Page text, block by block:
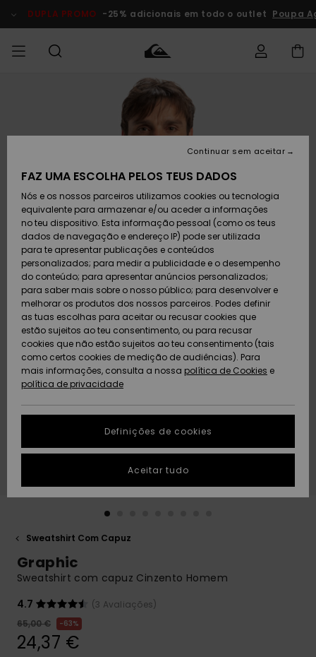
do
DUPLA PROMO -25% adicionais em todo o outlet Poupa
Roupas
Calçado e
chinelos
Surfe/água
Snow
Artigos
recém-
chegados
Coleções
MENINO
Roupas
Calçado e
chinelos
Surfe/água
Neve
Artigos
recém-
chegados
Highlights
MULHER
Shop
chegados
Highlights
Snow
SURF
Surf Shop
Homem
Crianças
Highlights
Community
SNOW
Artigos
Neve
Homem
Artigos
Criança
Snow Shop
Feminino
Highlights
Community
DUPLA
PROMO
Outlet
Homem
Criança
Outlet
Mulher
AJUDA
Acede à tua
encomenda
Devoluções
Pagamento
Cartão
presente
Quiksilver
Freedom
Protecção de
dados
Guia de
tamanhos
conversa para
obteres a
resposta mais
respostas
para as
SUSTAINABILITY
PRESENTE
DESEJO
Sweatshirt Com Capuz
Graphic
Sweatshirt com capuz Cinzento Homem
4.7
(3 Avaliações)
65,00 €
63%
24,37 €
FAZ UMA ESCOLHA PELOS TEUS DADOS
Nós e os nossos parceiros utilizamos cookies ou tecnologia
equivalente para armazenar e/ou aceder a informações
no teu dispositivo. Esta informação pessoal (como os teus
dados de navegação e endereço IP) pode ser utilizada
para te apresentar publicações e conteúdos
personalizados; para medir a publicidade e o desempenho
do conteúdo; para apresentar anúncios personalizados;
para saber mais sobre o nosso público; para desenvolver e
melhorar os produtos dos nossos parceiros. Podes definir
as tuas escolhas para aceitar ou recusar cookies que
estão sujeitos ao teu consentimento, ou para recusar
cookies que não estão sujeitos ao teu consentimento (tais
como certos cookies de medição de audiências). Para
mais informações, consulta a nossa política de Cookies e
política de privacidade
Definições de cookies
Continuar sem aceitar
Aceitar tudo